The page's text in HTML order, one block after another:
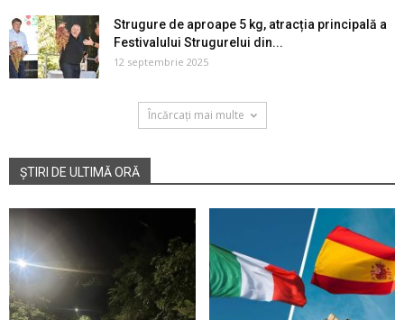
Strugure de aproape 5 kg, atracția principală a
Festivalului Strugurelui din...
12 septembrie 2025
Încărcați mai multe
ȘTIRI DE ULTIMĂ ORĂ